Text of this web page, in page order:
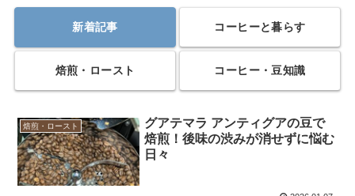
新着記事 コーヒーと暮らす
焙煎・ロースト コーヒー・豆知識
焙煎・ロースト
グアテマラ アンティグアの豆で
焙煎！後味の渋みが消せずに悩む
日々